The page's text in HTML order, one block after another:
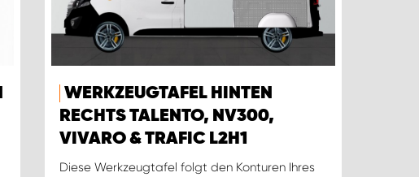
WERKZEUGTAFEL HINTEN
RECHTS TALENTO, NV300,
VIVARO & TRAFIC L2H1
Diese Werkzeugtafel folgt den Konturen Ihres